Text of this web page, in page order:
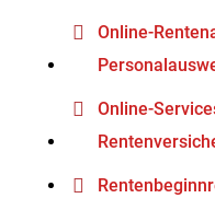
Online-
Online-